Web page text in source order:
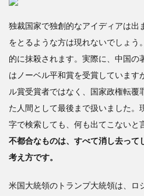
独裁国家で独創的なアイディアは出
をとるような方は現れないでしょう
的に抹殺されます。実際に、中国の
はノーベル平和賞を受賞しています
ル賞受賞者ではなく、国家政権転覆
た人間として最後まで扱いました。
字で検索しても、何も出てこないと
不都合なものは、すべて消し去って
考え方です。
米国大統領のトランプ大統領は、ロ